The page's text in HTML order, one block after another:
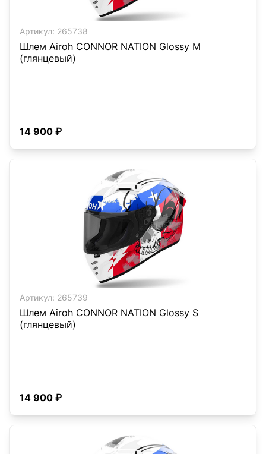
Артикул: 265738
Шлем Airoh CONNOR NATION Glossy M
(глянцевый)
14 900 ₽
Артикул: 265739
Шлем Airoh CONNOR NATION Glossy S
(глянцевый)
14 900 ₽